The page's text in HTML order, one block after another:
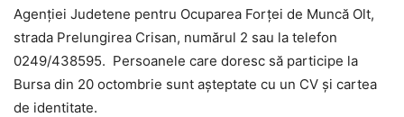
Agenţiei Judetene pentru Ocuparea Forţei de Muncă Olt,
strada Prelungirea Crisan, numărul 2 sau la telefon
0249/438595. Persoanele care doresc să participe la
Bursa din 20 octombrie sunt aşteptate cu un CV şi cartea
de identitate.